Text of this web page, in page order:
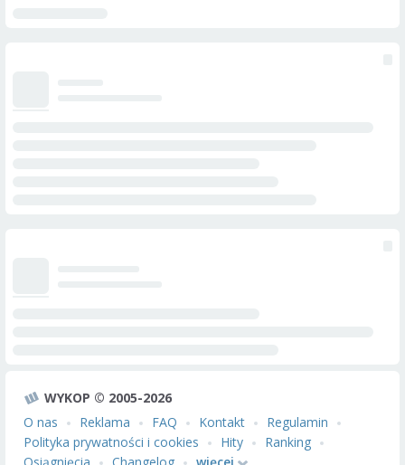
WYKOP © 2005-2026
O nas
Reklama FAQ Kontakt
Regulamin
Polityka prywatności i cookies
Hity
Ranking